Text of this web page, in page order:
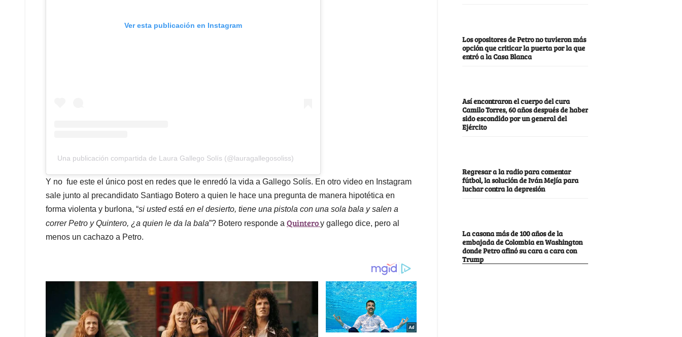
Ver esta publicación en Instagram
Una publicación compartida de Laura Gallego Solís (@lauragallegosoliss)
Y no fue este el único post en redes que le enredó la vida a Gallego Solís. En otro video en Instagram
sale junto al precandidato Santiago Botero a quien le hace una pregunta de manera hipotética en
forma violenta y burlona, “si usted está en el desierto, tiene una pistola con una sola bala y salen a
correr Petro y Quintero, ¿a quien le da la bala”? Botero responde a Quinteroy gallego dice, pero al
menos un cachazo a Petro.
Los opositores de Petro no tuvieron más
opción que criticar la puerta por la que
entró a la Casa Blanca
Así encontraron el cuerpo del cura
Camilo Torres, 60 años después de haber
sido escondido por un general del
Ejército
Regresar a la radio para comentar
fútbol, la solución de Iván Mejía para
luchar contra la depresión
La casona más de 100 años de la
embajada de Colombia en Washington
donde Petro afinó su cara a cara con
Trump